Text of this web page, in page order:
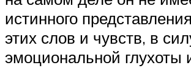
истинного
этих слов и чувств, в
эмоциональной глухоты